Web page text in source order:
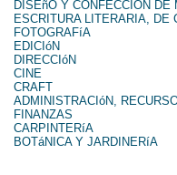
DISEñO Y CONFECCIÓN DE
ESCRITURA LITERARIA, DE
FOTOGRAFíA
EDICIóN
DIRECCIóN
CINE
CRAFT
ADMINISTRACIóN,
FINANZAS
CARPINTERíA
BOTáNICA Y JARDINERíA